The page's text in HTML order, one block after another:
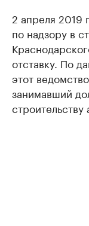
2 апреля 2019
по надзору в
отставку. По
этот
занимавший